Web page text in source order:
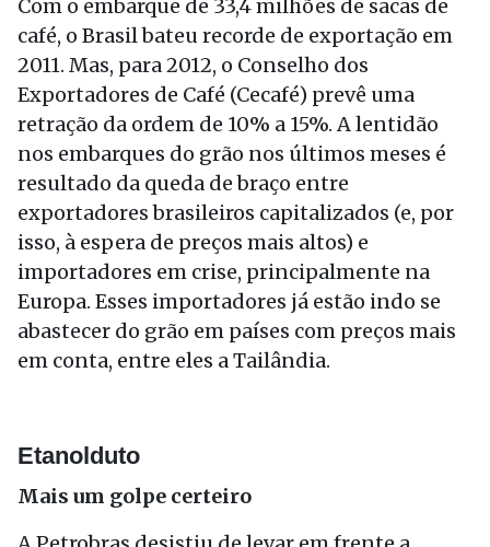
Com o embarque de 33,4 milhões de sacas de
café, o Brasil bateu recorde de exportação em
2011. Mas, para 2012, o Conselho dos
Exportadores de Café (Cecafé) prevê uma
retração da ordem de 10% a 15%. A lentidão
nos embarques do grão nos últimos meses é
resultado da queda de braço entre
exportadores brasileiros capitalizados (e, por
isso, à espera de preços mais altos) e
importadores em crise, principalmente na
Europa. Esses importadores já estão indo se
abastecer do grão em países com preços mais
em conta, entre eles a Tailândia.
Etanolduto
Mais um golpe certeiro